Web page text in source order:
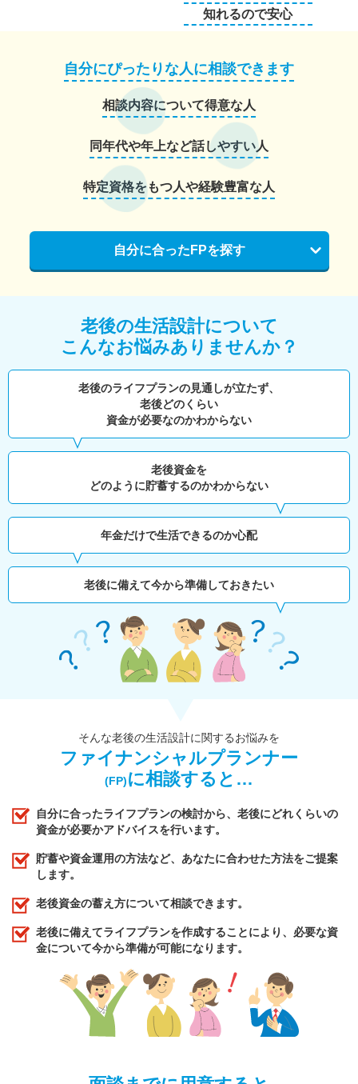
知れるので安心
自分にぴったりな人に相談できます
相談内容について得意な人
同年代や年上など話しやすい人
特定資格をもつ人や経験豊富な人
自分に合ったFPを探す
老後の生活設計について
こんなお悩みありませんか？
老後のライフプランの見通しが立たず、
老後どのくらい
資金が必要なのかわからない
老後資金を
どのように貯蓄するのかわからない
年金だけで生活できるのか心配
老後に備えて今から準備しておきたい
そんな老後の生活設計に関するお悩みを
ファイナンシャルプランナー
(FP)に相談すると…
自分に合ったライフプランの検討から、老後にどれくらいの
資金が必要かアドバイスを行います。
貯蓄や資金運用の方法など、あなたに合わせた方法をご提案
します。
老後資金の蓄え方について相談できます。
老後に備えてライフプランを作成することにより、必要な資
金について今から準備が可能になります。